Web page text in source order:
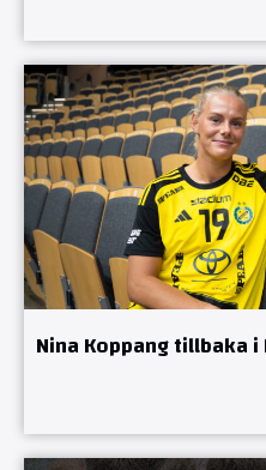
Nina Koppang tillbaka i